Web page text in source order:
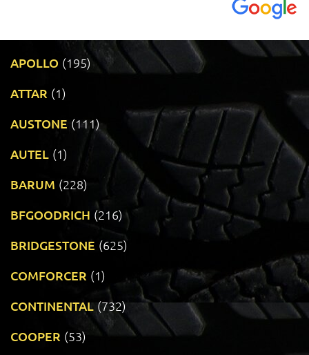
APOLLO (195)
ATTAR (1)
AUSTONE (111)
AUTEL (1)
BARUM (228)
BFGOODRICH (216)
BRIDGESTONE (625)
COMFORCER (1)
CONTINENTAL (732)
COOPER (53)